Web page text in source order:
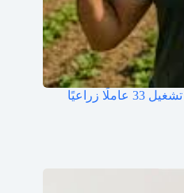
فرص عمل موسمية بأوروبا 2026: تشغيل 33 عاملًا زراعيًا